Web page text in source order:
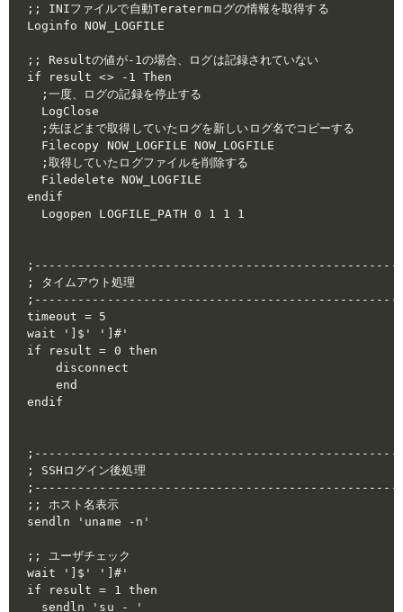
;; INIファイルで自動Teratermログの情報を取得する
Loginfo NOW_LOGFILE
;; Resultの値が-1の場合、ログは記録されていない
if result <> -1 Then
  ;一度、ログの記録を停止する
  LogClose
  ;先ほどまで取得していたログを新しいログ名でコピーする
  Filecopy NOW_LOGFILE NOW_LOGFILE
  ;取得していたログファイルを削除する
  Filedelete NOW_LOGFILE
endif
  Logopen LOGFILE_PATH 0 1 1 1
; タイムアウト処理
timeout = 5
wait ']$' ']#'
if result = 0 then
    disconnect
    end
endif
; SSHログイン後処理
;; ホスト名表示
sendln 'uname -n'
;; ユーザチェック
wait ']$' ']#'
if result = 1 then
  sendln 'su - '